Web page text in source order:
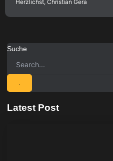
Herzlichst, Christian Gera
Suche
Latest Post